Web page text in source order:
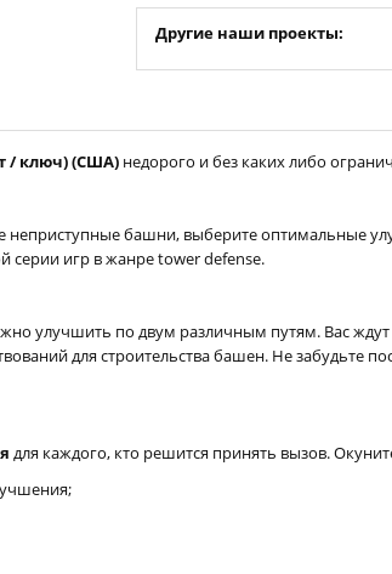
Другие наши проекты:
/ ключ) (США) недорого и без каких либо
башни, выберите оптимальные
серии игр в жанре tower defense.
улучшить по двум различным путям. Вас
для строительства башен. Не забудьте
для каждого, кто решится принять вызов.